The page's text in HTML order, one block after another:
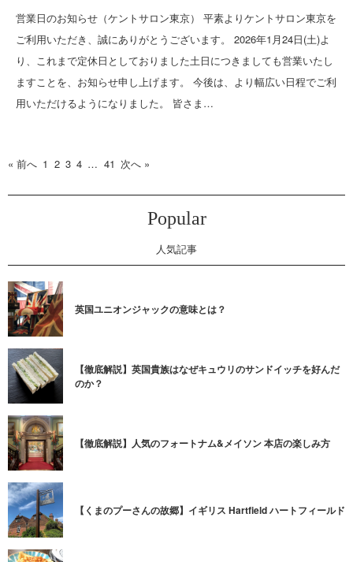
営業日のお知らせ（ケントサロン東京） 平素よりケントサロン東京を
ご利用いただき、誠にありがとうございます。 2026年1月24日(土)よ
り、これまで定休日としておりました土日につきましても営業いたし
ますことを、お知らせ申し上げます。 今後は、より幅広い日程でご利
用いただけるようになりました。 皆さま…
« 前へ 1 2 3 4 … 41 次へ »
Popular
人気記事
英国ユニオンジャックの意味とは？
【徹底解説】英国貴族はなぜキュウリのサンドイッチを好んだ
のか？
【徹底解説】人気のフォートナム&メイソン 本店の楽しみ方
【くまのプーさんの故郷】イギリス Hartfield ハートフィールド